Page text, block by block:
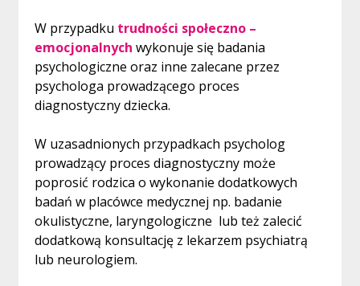
W przypadku trudności społeczno –
emocjonalnych wykonuje się badania
psychologiczne oraz inne zalecane przez
psychologa prowadzącego proces
diagnostyczny dziecka.
W uzasadnionych przypadkach psycholog
prowadzący proces diagnostyczny może
poprosić rodzica o wykonanie dodatkowych
badań w placówce medycznej np. badanie
okulistyczne, laryngologiczne lub też zalecić
dodatkową konsultację z lekarzem psychiatrą
lub neurologiem.